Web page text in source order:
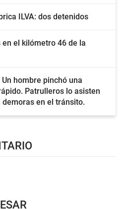
ILVA: dos detenidos
el kilómetro 46 de la
hombre pinchó una
Patrulleros lo asisten
en el tránsito.